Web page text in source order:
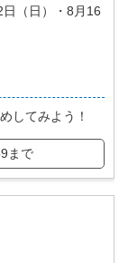
（日）・8月16
してみよう！
まで